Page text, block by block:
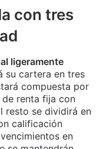
con tres
ligeramente
su cartera en tres
compuesta por
renta fija con
resto se dividirá en
calificación
en